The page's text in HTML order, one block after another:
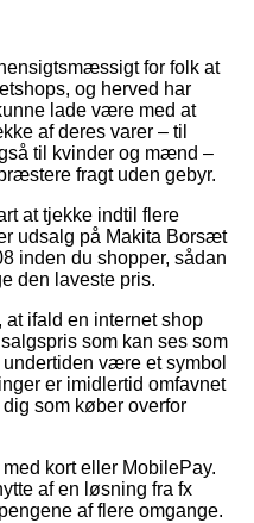
for folk at
og herved har
lade være med at
af deres varer – til
til kvinder og mænd –
fragt uden gebyr.
at tjekke indtil flere
udsalg på Makita Borsæt
inden du shopper, sådan
den laveste pris.
ifald en internet shop
som kan ses som
være et symbol
er imidlertid omfavnet
som køber overfor
kort eller MobilePay.
af en løsning fra fx
af flere omgange.